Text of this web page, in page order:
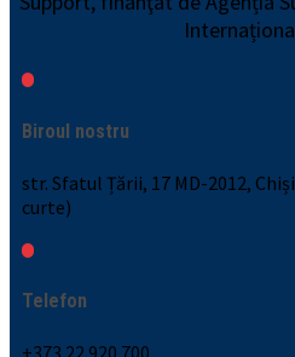
Biroul nostru
str. Sfatul Țării, 17 MD-2012,
curte)
Telefon